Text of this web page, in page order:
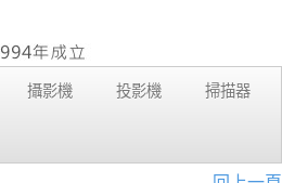
攝影機 投影機 掃描器